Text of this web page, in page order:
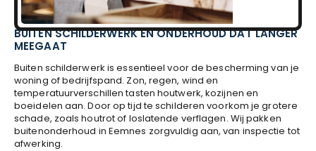
BUITEN SCHILDERWERK EN ONDERHOUD DAT LANGER
MEEGAAT
Buiten schilderwerk is essentieel voor de bescherming van je
woning of bedrijfspand. Zon, regen, wind en
temperatuurverschillen tasten houtwerk, kozijnen en
boeidelen aan. Door op tijd te schilderen voorkom je grotere
schade, zoals houtrot of loslatende verflagen. Wij pakken
buitenonderhoud in Eemnes zorgvuldig aan, van inspectie tot
afwerking.